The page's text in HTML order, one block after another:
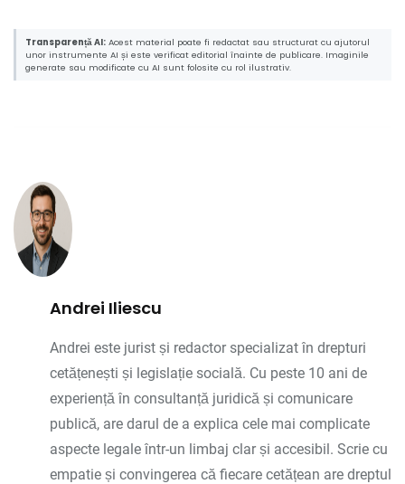
Transparență AI: Acest material poate fi redactat sau structurat cu ajutorul
unor instrumente AI și este verificat editorial înainte de publicare. Imaginile
generate sau modificate cu AI sunt folosite cu rol ilustrativ.
Andrei Iliescu
Andrei este jurist și redactor specializat în drepturi
cetățenești și legislație socială. Cu peste 10 ani de
experiență în consultanță juridică și comunicare
publică, are darul de a explica cele mai complicate
aspecte legale într-un limbaj clar și accesibil. Scrie cu
empatie și convingerea că fiecare cetățean are dreptul